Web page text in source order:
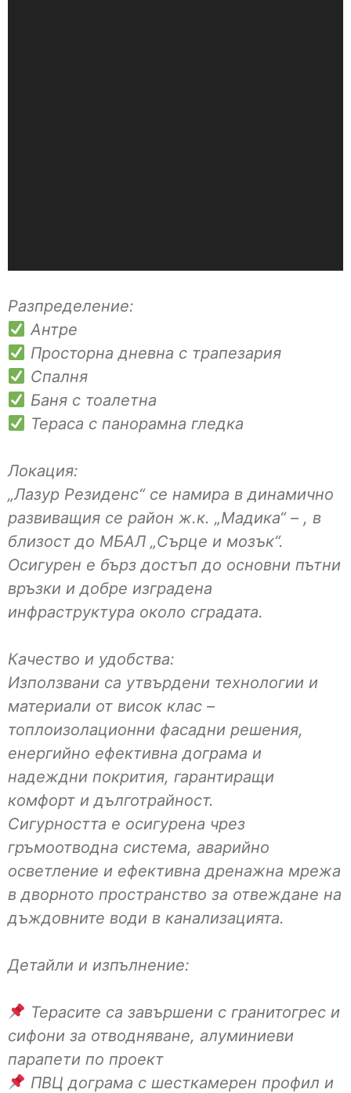
Разпределение:
Антре
Просторна дневна с трапезария
Спалня
Баня с тоалетна
Тераса с панорамна гледка
Локация:
„Лазур Резиденс“ се намира в динамично
развиващия се район ж.к. „Мадика“ – , в
близост до МБАЛ „Сърце и мозък“.
Осигурен е бърз достъп до основни пътни
връзки и добре изградена
инфраструктура около сградата.
Качество и удобства:
Използвани са утвърдени технологии и
материали от висок клас –
топлоизолационни фасадни решения,
енергийно ефективна дограма и
надеждни покрития, гарантиращи
комфорт и дълготрайност.
Сигурността е осигурена чрез
гръмоотводна система, аварийно
осветление и ефективна дренажна мрежа
в дворното пространство за отвеждане на
дъждовните води в канализацията.
Детайли и изпълнение:
Терасите са завършени с гранитогрес и
сифони за отводняване, алуминиеви
парапети по проект
ПВЦ дограма с шесткамерен профил и